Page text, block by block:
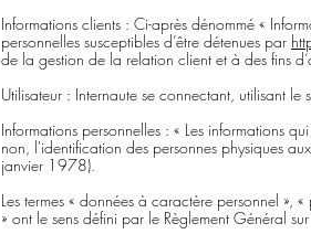
Informations clients : Ci-après dénommé «
personnelles susceptibles d’être détenues par
de la gestion de la relation client et à des fins
Utilisateur : Internaute se connectant, utilisant le
Informations personnelles : « Les informations
non, l'identification des personnes physiques
janvier 1978).
Les termes « données à caractère personnel »,
» ont le sens défini par le Règlement Général